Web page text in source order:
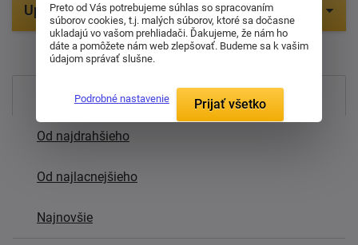
Upresniť parametre
Položiek na zobrazenie:1
Najpredávanejšie
Od najdrahšieho
Od najlacnejšieho
Najnovšie
Preto od Vás potrebujeme súhlas so spracovaním
súborov cookies, t.j. malých súborov, ktoré sa dočasne
ukladajú vo vašom prehliadači. Ďakujeme, že nám ho
dáte a pomôžete nám web zlepšovať. Budeme sa k vašim
údajom správať slušne.
Podrobné nastavenie Prijať všetko